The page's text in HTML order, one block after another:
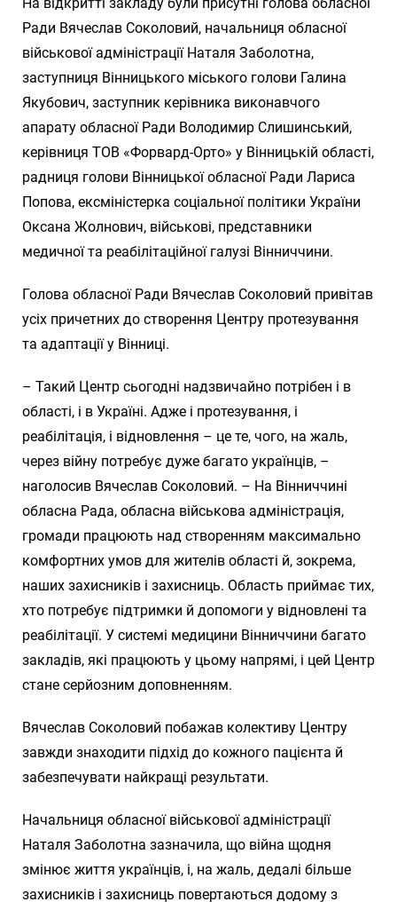
Ради Вячеслав Соколовий, начальниця обласної
військової адміністрації Наталя Заболотна,
заступниця Вінницького міського голови Галина
Якубович, заступник керівника виконавчого
апарату обласної Ради Володимир Слишинський,
керівниця ТОВ «Форвард-Орто» у Вінницькій області,
радниця голови Вінницької обласної Ради Лариса
Попова, ексміністерка соціальної політики України
Оксана Жолнович, військові, представники
медичної та реабілітаційної галузі Вінниччини.
Голова обласної Ради Вячеслав Соколовий привітав
усіх причетних до створення Центру протезування
та адаптації у Вінниці.
– Такий Центр сьогодні надзвичайно потрібен і в
області, і в Україні. Адже і протезування, і
реабілітація, і відновлення – це те, чого, на жаль,
через війну потребує дуже багато українців, –
наголосив Вячеслав Соколовий. – На Вінниччині
обласна Рада, обласна військова адміністрація,
громади працюють над створенням максимально
комфортних умов для жителів області й, зокрема,
наших захисників і захисниць. Область приймає тих,
хто потребує підтримки й допомоги у відновлені та
реабілітації. У системі медицини Вінниччини багато
закладів, які працюють у цьому напрямі, і цей Центр
стане серйозним доповненням.
Вячеслав Соколовий побажав колективу Центру
завжди знаходити підхід до кожного пацієнта й
забезпечувати найкращі результати.
Начальниця обласної військової адміністрації
Наталя Заболотна зазначила, що війна щодня
змінює життя українців, і, на жаль, дедалі більше
захисників і захисниць повертаються додому з